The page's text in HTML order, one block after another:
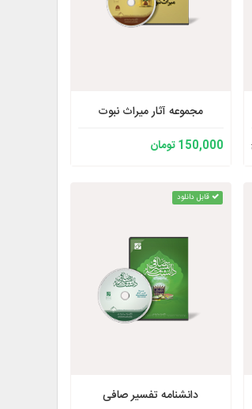
مجموعه آثار میراث نبوت
150,000 تومان
قابل دانلود
دانشنامه تفسیر صافی